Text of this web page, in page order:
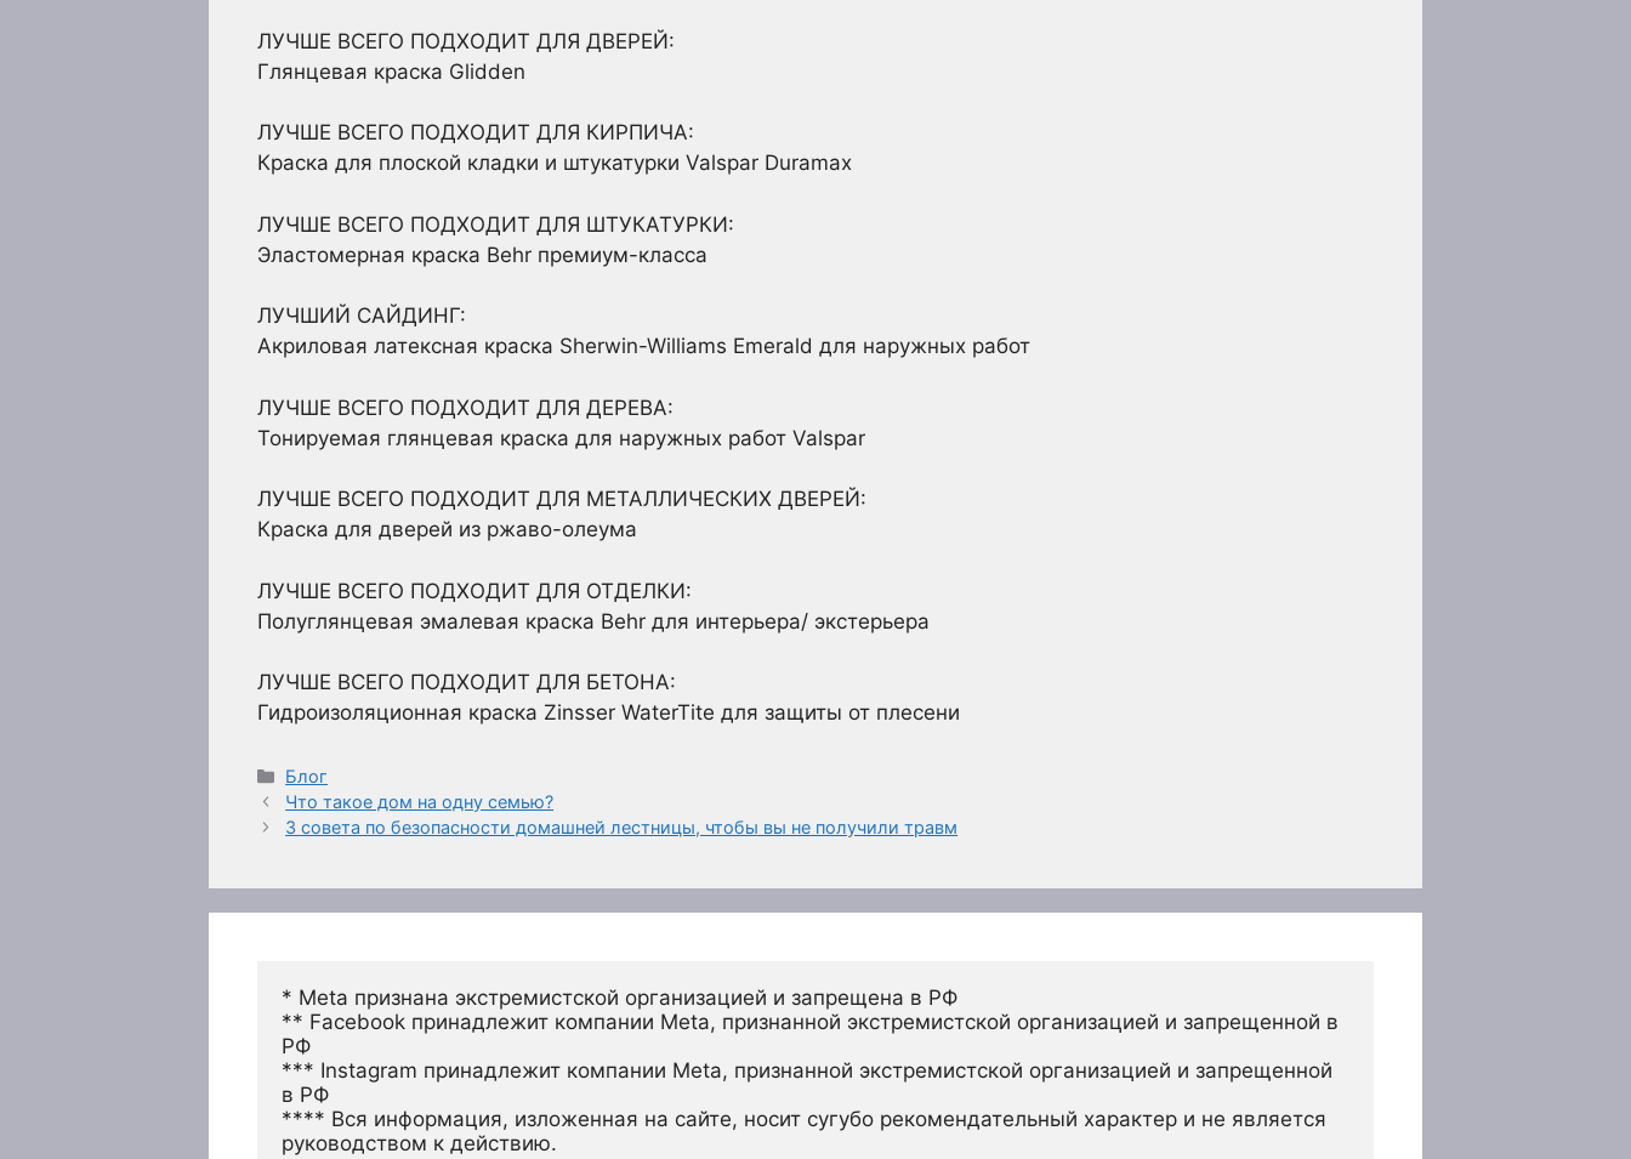
ЛУЧШЕ ВСЕГО ПОДХОДИТ ДЛЯ ДВЕРЕЙ:
Глянцевая краска Glidden
ЛУЧШЕ ВСЕГО ПОДХОДИТ ДЛЯ КИРПИЧА:
Краска для плоской кладки и штукатурки Valspar Duramax
ЛУЧШЕ ВСЕГО ПОДХОДИТ ДЛЯ ШТУКАТУРКИ:
Эластомерная краска Behr премиум-класса
ЛУЧШИЙ САЙДИНГ:
Акриловая латексная краска Sherwin-Williams Emerald для наружных работ
ЛУЧШЕ ВСЕГО ПОДХОДИТ ДЛЯ ДЕРЕВА:
Тонируемая глянцевая краска для наружных работ Valspar
ЛУЧШЕ ВСЕГО ПОДХОДИТ ДЛЯ МЕТАЛЛИЧЕСКИХ ДВЕРЕЙ:
Краска для дверей из ржаво-олеума
ЛУЧШЕ ВСЕГО ПОДХОДИТ ДЛЯ ОТДЕЛКИ:
Полуглянцевая эмалевая краска Behr для интерьера/ экстерьера
ЛУЧШЕ ВСЕГО ПОДХОДИТ ДЛЯ БЕТОНА:
Гидроизоляционная краска Zinsser WaterTite для защиты от плесени
Рубрики
Блог
Что такое дом на одну семью?
3 совета по безопасности домашней лестницы, чтобы вы не получили травм
* Meta признана экстремистской организацией и запрещена в РФ
** Facebook принадлежит компании Meta, признанной экстремистской организацией и запрещенной в
РФ
*** Instagram принадлежит компании Meta, признанной экстремистской организацией и запрещенной
в РФ
**** Вся информация, изложенная на сайте, носит сугубо рекомендательный характер и не является
руководством к действию.